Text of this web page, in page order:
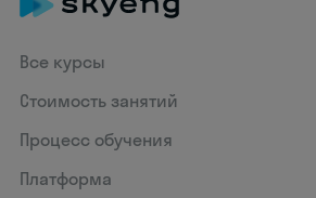
Все курсы
Стоимость занятий
Процесс обучения
Платформа